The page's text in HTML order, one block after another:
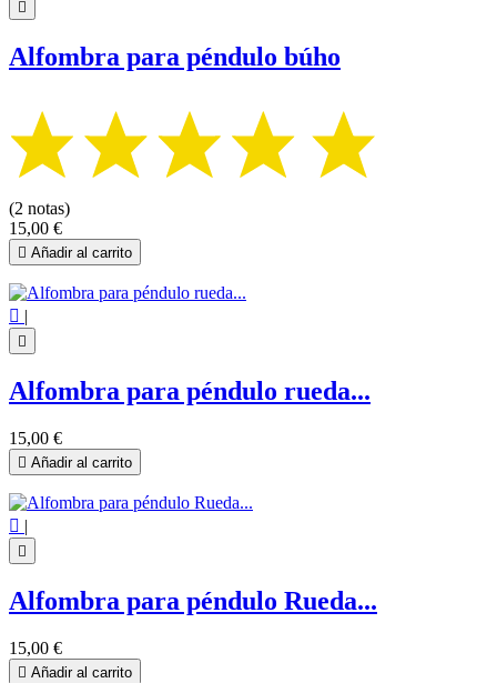

Alfombra para péndulo búho
(2 notas)
15,00 €
 Añadir al carrito
 |

Alfombra para péndulo rueda...
15,00 €
 Añadir al carrito
 |

Alfombra para péndulo Rueda...
15,00 €
 Añadir al carrito